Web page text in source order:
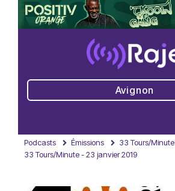
Avignon
Podcasts Émissions
33 Tours/Minute
33 Tours/Minute - 23 janvier 2019